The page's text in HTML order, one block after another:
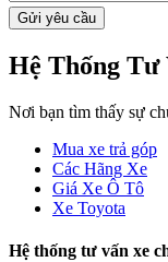
Hệ Thống Tư
Nơi bạn tìm thấy sự
Mua xe trả góp
Các Hãng Xe
Giá Xe Ô Tô
Xe Toyota
Hệ thống tư vấn xe